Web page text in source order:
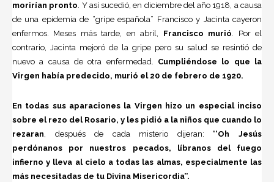
morirían pronto. Y así sucedió, en diciembre del año 1918, a causa
de una epidemia de “gripe española” Francisco y Jacinta cayeron
enfermos. Meses más tarde, en abril, Francisco murió. Por el
contrario, Jacinta mejoró de la gripe pero su salud se resintió de
nuevo a causa de otra enfermedad. Cumpliéndose lo que la
Virgen había predecido, murió el 20 de febrero de 1920.
En todas sus aparaciones la Virgen hizo un especial inciso
sobre el rezo del Rosario, y les pidió a la niños que cuando lo
rezaran, después de cada misterio dijeran: ‘‘Oh Jesús
perdónanos por nuestros pecados, líbranos del fuego
infierno y lleva al cielo a todas las almas, especialmente las
más necesitadas de tu Divina Misericordia’’.